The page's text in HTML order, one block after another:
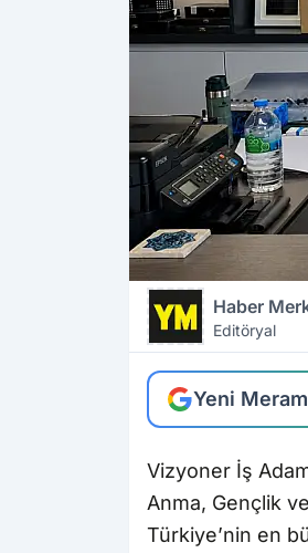
Haber
Editöryal
Yeni Meram
Vizyoner İş
Anma, Gençlik
Türkiye’nin en